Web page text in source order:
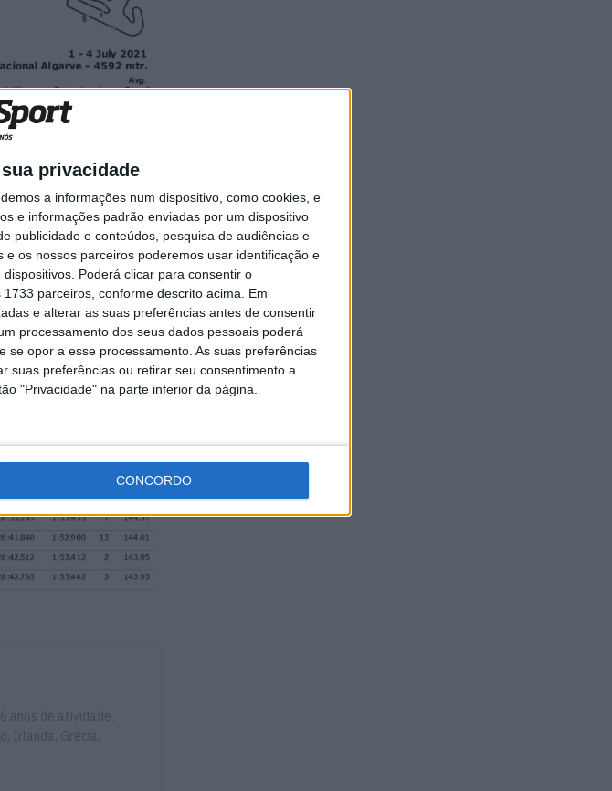
privacidade
a informações num dispositivo, como cookies, e
e informações padrão enviadas por um dispositivo
publicidade e conteúdos, pesquisa de audiências e
e os nossos parceiros poderemos usar identificação e
Poderá clicar para consentir o
parceiros, conforme descrito acima. Em
e alterar as suas preferências antes de consentir
processamento dos seus dados pessoais poderá
opor a esse processamento. As suas preferências
suas preferências ou retirar seu consentimento a
"Privacidade" na parte inferior da página.
CONCORDO
anos de atividade,
Irlanda, Grécia,